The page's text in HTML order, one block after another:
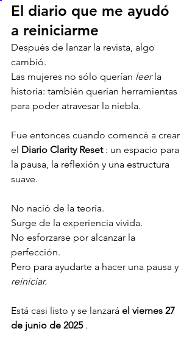
El diario que me ayudó
a reiniciarme
Después de lanzar la revista, algo
cambió.
Las mujeres no sólo querían leer la
historia: también querían herramientas
para poder atravesar la niebla.
Fue entonces cuando comencé a crear
el Diario Clarity Reset : un espacio para
la pausa, la reflexión y una estructura
suave.
No nació de la teoría.
Surge de la experiencia vivida.
No esforzarse por alcanzar la
perfección.
Pero para ayudarte a hacer una pausa y
reiniciar.
Está casi listo y se lanzará el viernes 27
de junio de 2025 .